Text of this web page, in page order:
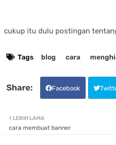
cukup itu dulu postingan
Tags blog cara
Facebook
LEBIH LAMA
cara membuat banner